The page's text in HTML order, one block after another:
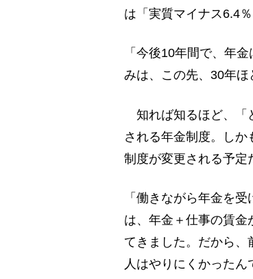
は「実質マイナス6.4
「今後10年間で、年
みは、この先、30年ほ
知れば知るほど、「
される年金制度。しか
制度が変更される予定
「働きながら年金を
は、年金＋仕事の賃
てきました。だから、
人はやりにくかったん